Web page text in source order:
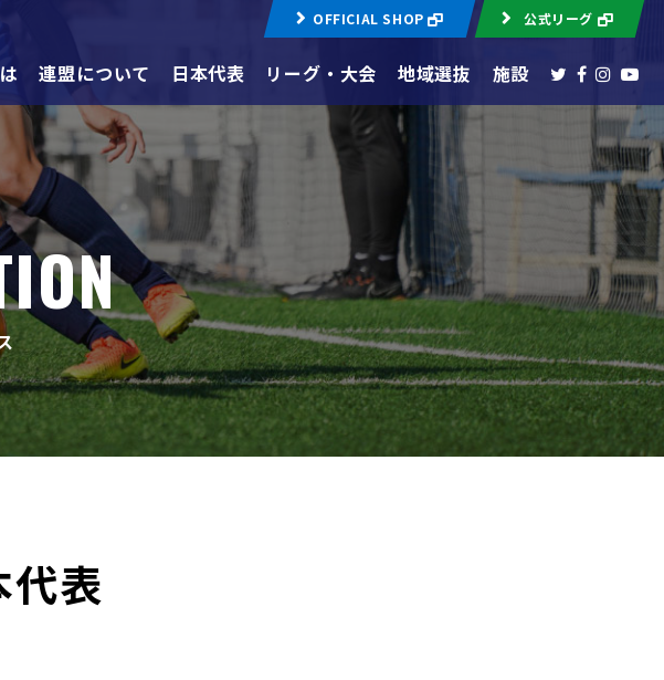
OFFICIAL SHOP 公式リーグ
連盟について 日本代表 リーグ・大会 地域選抜 施設
表